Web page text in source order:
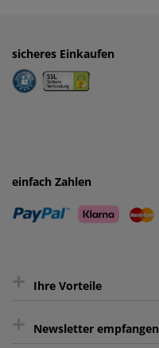
sicheres Einkaufen
einfach Zahlen
+ Ihre Vorteile
Kauf auf Rechnung³
+ Newsletter empfangen